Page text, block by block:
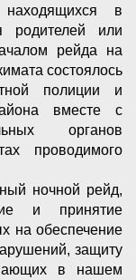
находящихся в
родителей или
рейда на
состоялось
полиции и
вместе с
органов
проводимого
ночной рейд,
и принятие
на обеспечение
защиту
в нашем